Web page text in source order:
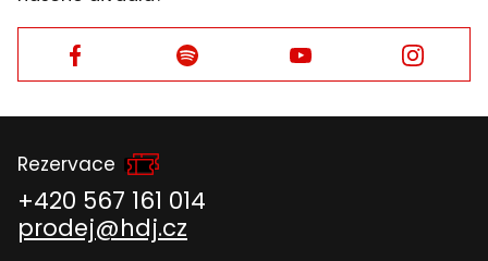
Facebook Facebook Facebook Facebook
Rezervace
+420 567 161 014
prodej@hdj.cz